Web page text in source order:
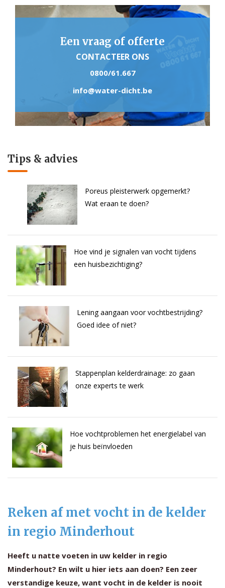
Een vraag of offerte
CONTACTEER ONS
0800/61.667
info@water-dicht.be
Tips & advies
Poreus pleisterwerk opgemerkt?
Wat eraan te doen?
Hoe vind je signalen van vocht tijdens
een huisbezichtiging?
Lening aangaan voor vochtbestrijding?
Goed idee of niet?
Stappenplan kelderdrainage: zo gaan
onze experts te werk
Hoe vochtproblemen het energielabel van
je huis beïnvloeden
Reken af met vocht in de kelder
in regio Minderhout
Heeft u natte voeten in uw kelder in regio
Minderhout? En wilt u hier iets aan doen? Een zeer
verstandige keuze, want vocht in de kelder is nooit